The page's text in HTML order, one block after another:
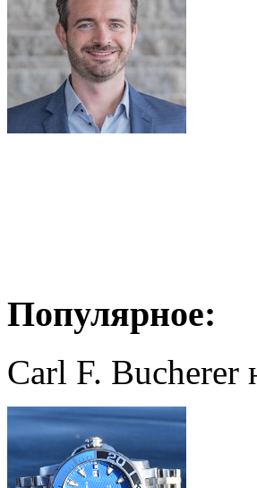
Популярное:
Carl F. Bucherer